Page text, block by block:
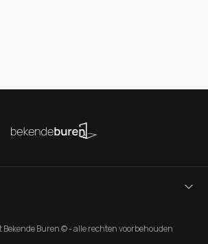
Buren © - alle rechten voorbehouden